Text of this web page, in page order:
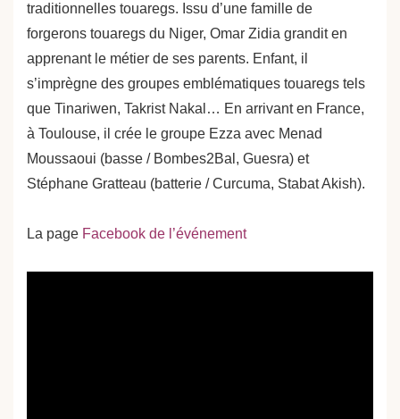
traditionnelles touaregs. Issu d’une famille de
forgerons touaregs du Niger, Omar Zidia grandit en
apprenant le métier de ses parents. Enfant, il
s’imprègne des groupes emblématiques touaregs tels
que Tinariwen, Takrist Nakal… En arrivant en France,
à Toulouse, il crée le groupe Ezza avec Menad
Moussaoui (basse / Bombes2Bal, Guesra) et
Stéphane Gratteau (batterie / Curcuma, Stabat Akish).
La page Facebook de l’événement